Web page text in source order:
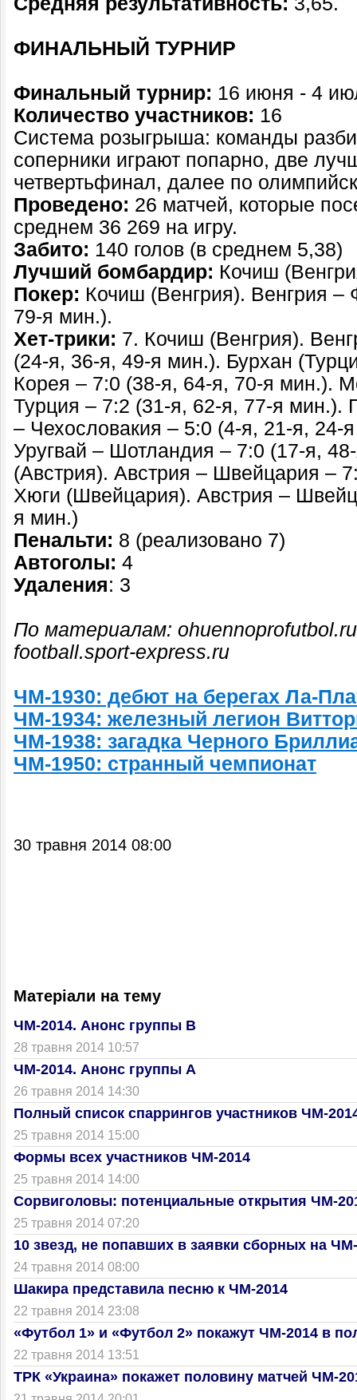
ФИНАЛЬНЫЙ ТУРНИР
Финальный турнир: 16 июня - 4
Количество участников: 16
Система розыгрыша: команды
соперники играют попарно, две
четвертьфинал, далее по
Проведено: 26 матчей, которые
среднем 36 269 на игру.
Забито: 140 голов (в среднем 5,38)
Лучший бомбардир: Кочиш
Покер: Кочиш (Венгрия). Венгрия
79-я мин.).
Хет-трики: 7. Кочиш (Венгрия).
(24-я, 36-я, 49-я мин.). Бурхан
Корея – 7:0 (38-я, 64-я, 70-я мин.).
Турция – 7:2 (31-я, 62-я, 77-я мин.).
– Чехословакия – 5:0 (4-я, 21-я, 24-
Уругвай – Шотландия – 7:0 (17-я,
(Австрия). Австрия – Швейцария –
Хюги (Швейцария). Австрия –
я мин.)
Пенальти: 8 (реализовано 7)
Автоголы: 4
Удаления: 3
По материалам:
football.sport-express.ru
ЧМ-1930: дебют на берегах Ла-
ЧМ-1934: железный легион
ЧМ-1938: загадка Черного
ЧМ-1950: странный чемпионат
30 травня 2014 08:00
Матеріали на тему
ЧМ-2014. Анонс группы В
28 травня 2014 10:57
ЧМ-2014. Анонс группы А
26 травня 2014 14:30
Полный список спаррингов участников ЧМ-
25 травня 2014 15:00
Формы всех участников ЧМ-2014
25 травня 2014 14:00
Сорвиголовы: потенциальные открытия ЧМ-
25 травня 2014 07:20
10 звезд, не попавших в заявки сборных на
24 травня 2014 08:00
Шакира представила песню к ЧМ-2014
22 травня 2014 23:08
«Футбол 1» и «Футбол 2» покажут ЧМ-2014 в
22 травня 2014 13:51
ТРК «Украина» покажет половину матчей ЧМ-